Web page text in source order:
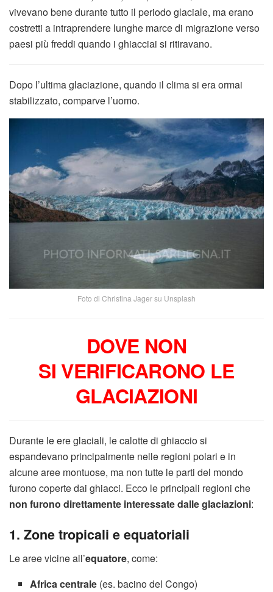
vivevano bene durante tutto il periodo glaciale, ma erano
costretti a intraprendere lunghe marce di migrazione verso
paesi più freddi quando i ghiacciai si ritiravano.
Dopo l’ultima glaciazione, quando il clima si era ormai
stabilizzato, comparve l’uomo.
Foto di Christina Jager su Unsplash
DOVE NON
SI VERIFICARONO LE
GLACIAZIONI
Durante le ere glaciali, le calotte di ghiaccio si
espandevano principalmente nelle regioni polari e in
alcune aree montuose, ma non tutte le parti del mondo
furono coperte dai ghiacci. Ecco le principali regioni che
non furono direttamente interessate dalle glaciazioni:
1. Zone tropicali e equatoriali
Le aree vicine all’equatore, come:
Africa centrale (es. bacino del Congo)